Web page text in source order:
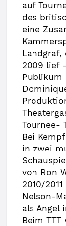
auf
des
eine
Landgraf,
2009 lief
Publikum
Tournee-
Bei
in zwei
von Ron
2010/
Nelson-
als Angel
Beim